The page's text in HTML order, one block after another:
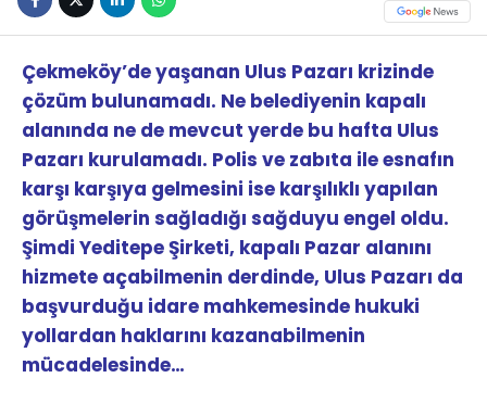
Çekmeköy’de yaşanan Ulus Pazarı krizinde
çözüm bulunamadı. Ne belediyenin kapalı
alanında ne de mevcut yerde bu hafta Ulus
Pazarı kurulamadı. Polis ve zabıta ile esnafın
karşı karşıya gelmesini ise karşılıklı yapılan
görüşmelerin sağladığı sağduyu engel oldu.
Şimdi Yeditepe Şirketi, kapalı Pazar alanını
hizmete açabilmenin derdinde, Ulus Pazarı da
başvurduğu idare mahkemesinde hukuki
yollardan haklarını kazanabilmenin
mücadelesinde…